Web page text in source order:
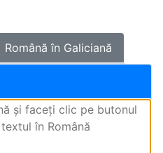
Română în Galiciană